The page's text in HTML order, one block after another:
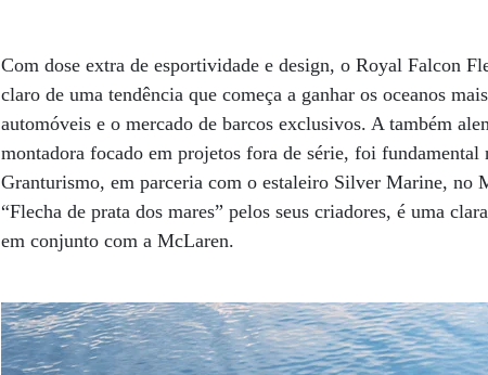
Com dose extra de esportividade e design, o Royal Falcon
claro de uma tendência que começa a ganhar os oceanos
automóveis e o mercado de barcos exclusivos. A também
montadora focado em projetos fora de série, foi fundamental
Granturismo, em parceria com o estaleiro Silver Marine, no
“Flecha de prata dos mares” pelos seus criadores, é uma
em conjunto com a McLaren.